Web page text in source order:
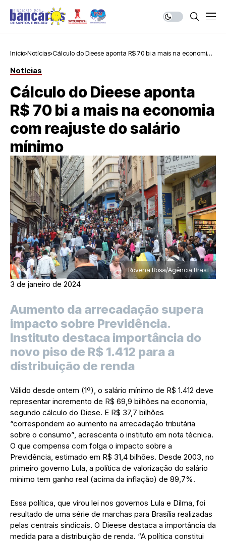
Início Notícias Cálculo do Dieese aponta R$ 70 bi a mais na economia
Notícias
Cálculo do Dieese aponta
R$ 70 bi a mais na economia
com reajuste do salário
mínimo
Rovena Rosa/Agência Brasil
3 de janeiro de 2024
Aumento da arrecadação supera
impacto sobre Previdência.
Instituto destaca importância do
novo piso de R$ 1.412 para a
distribuição de renda
Válido desde ontem (1º), o salário mínimo de R$ 1.412 deve
representar incremento de R$ 69,9 bilhões na economia,
segundo cálculo do Diese. E R$ 37,7 bilhões
“correspondem ao aumento na arrecadação tributária
sobre o consumo”, acrescenta o instituto em nota técnica.
O que compensa com folga o impacto sobre a
Previdência, estimado em R$ 31,4 bilhões. Desde 2003, no
primeiro governo Lula, a política de valorização do salário
mínimo tem ganho real (acima da inflação) de 89,7%.
Essa política, que virou lei nos governos Lula e Dilma, foi
resultado de uma série de marchas para Brasília realizadas
pelas centrais sindicais. O Dieese destaca a importância da
medida para a distribuição de renda. “A política constitui